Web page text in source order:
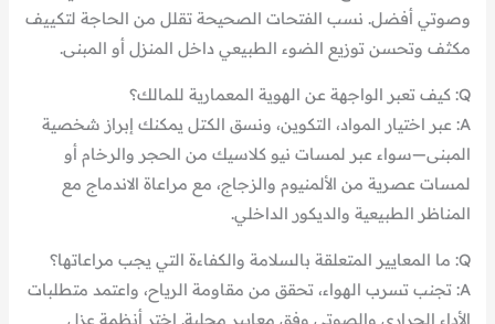
وصوتي أفضل. نسب الفتحات الصحيحة تقلل من الحاجة لتكييف
مكثف وتحسن توزيع الضوء الطبيعي داخل المنزل أو المبنى.
Q: كيف تعبر الواجهة عن الهوية المعمارية للمالك؟
A: عبر اختيار المواد، التكوين، ونسق الكتل يمكنك إبراز شخصية
المبنى—سواء عبر لمسات نيو كلاسيك من الحجر والرخام أو
لمسات عصرية من الألمنيوم والزجاج، مع مراعاة الاندماج مع
المناظر الطبيعية والديكور الداخلي.
Q: ما المعايير المتعلقة بالسلامة والكفاءة التي يجب مراعاتها؟
A: تجنب تسرب الهواء، تحقق من مقاومة الرياح، واعتمد متطلبات
الأداء الحراري والصوتي وفق معايير محلية. اختر أنظمة عزل